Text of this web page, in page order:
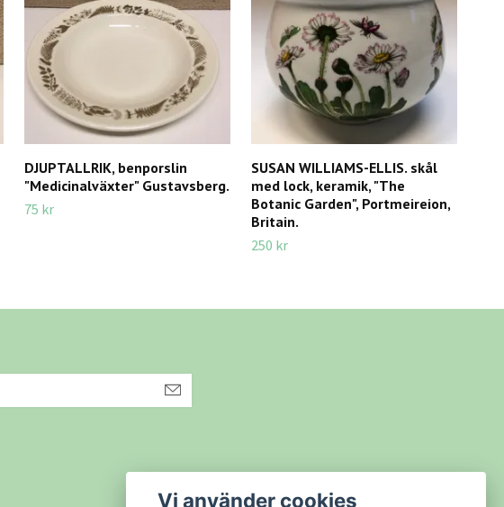
DJUPTALLRIK, benporslin
"Medicinalväxter" Gustavsberg.
75 kr
SUSAN WILLIAMS-ELLIS. skål
med lock, keramik, "The
Botanic Garden", Portmeireion,
Britain.
250 kr
Vi använder cookies